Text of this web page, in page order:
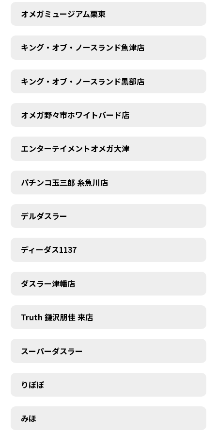
オメガミュージアム栗東
キング・オブ・ノースランド魚津店
キング・オブ・ノースランド黒部店
オメガ野々市ホワイトバード店
エンターテイメントオメガ大津
パチンコ玉三郎 糸魚川店
デルダスラー
ディーダス1137
ダスラー津幡店
Truth 鎌沢朋佳 来店
スーパーダスラー
りぽぽ
みほ